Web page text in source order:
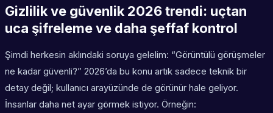
Gizlilik ve güvenlik 2026 trendi: uçtan
uca şifreleme ve daha şeffaf kontrol
Şimdi herkesin aklındaki soruya gelelim: “Görüntülü görüşmeler
ne kadar güvenli?” 2026’da bu konu artık sadece teknik bir
detay değil; kullanıcı arayüzünde de görünür hale geliyor.
İnsanlar daha net ayar görmek istiyor. Örneğin: